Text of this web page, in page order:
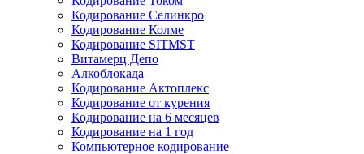
Кодирование Селинкро
Кодирование Колме
Кодирование SITMST
Витамерц Депо
Алкоблокада
Кодирование Актоплекс
Кодирование от курения
Кодирование на 6 месяцев
Кодирование на 1 год
Компьютерное кодирование